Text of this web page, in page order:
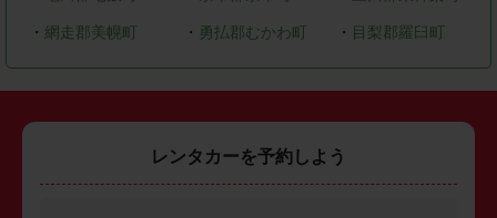
・ 網走郡美幌町 ・ 勇払郡むかわ町 ・ 目梨郡羅臼町
レンタカーを予約しよう